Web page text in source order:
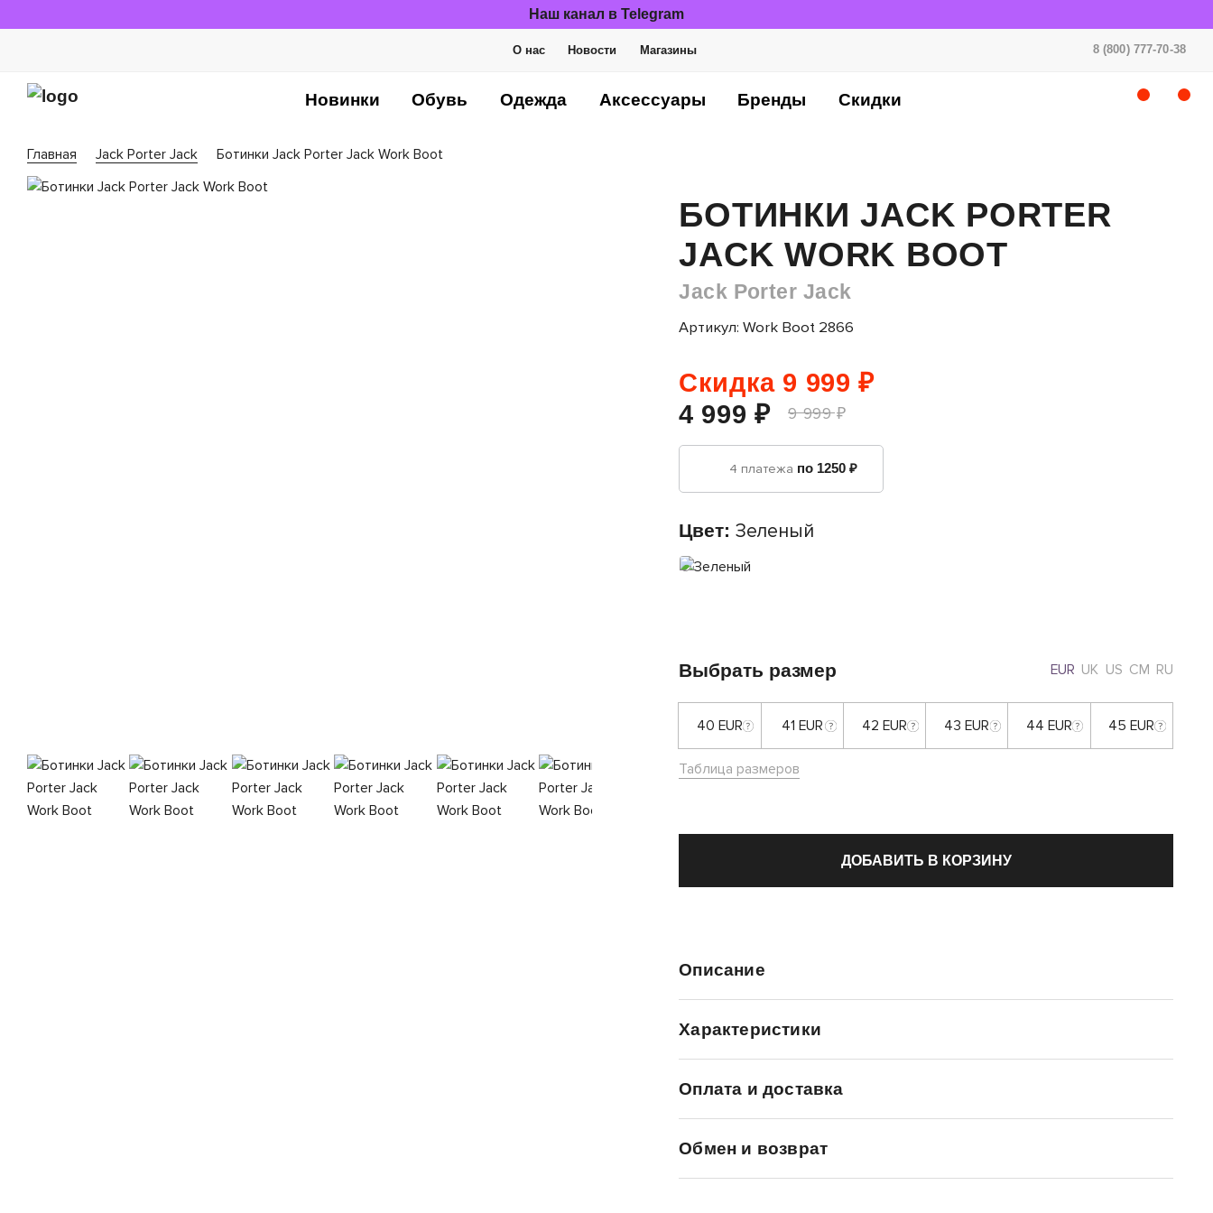
Наш канал в Telegram
О нас Новости Магазины 8 (800) 777-70-38
Новинки Обувь Одежда Аксессуары Бренды Скидки
Главная Jack Porter Jack Ботинки Jack Porter Jack Work Boot
БОТИНКИ JACK PORTER
JACK WORK BOOT
Jack Porter Jack
Артикул: Work Boot 2866
Скидка 9 999 ₽
4 999 ₽
9 999 ₽
4 платежа по 1250 ₽
Цвет:Зеленый
Выбрать размер EUR UK US CM RU
40 EUR 41 EUR 42 EUR 43 EUR 44 EUR 45 EUR
Таблица размеров
ДОБАВИТЬ В КОРЗИНУ
Описание
Характеристики
Оплата и доставка
Обмен и возврат